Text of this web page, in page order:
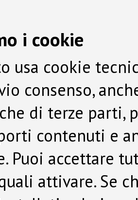
i cookie
usa cookie
consenso,
di terze parti,
contenuti e
Puoi accettare
attivare. Se